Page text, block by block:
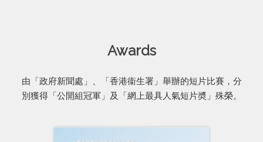
Awards
由「政府新聞處」、「香港衞生署」舉辦的短片比賽，分
別獲得「公開組冠軍」及「網上最具人氣短片奬」殊榮。